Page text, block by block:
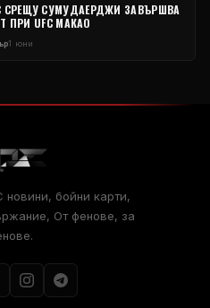
СРЕЩУ СУМУДАЕРДЖИ ЗАВЪРШВА
ПРИ UFCМАКАО
1 юни
новини, бойни карти,
От фенове, за